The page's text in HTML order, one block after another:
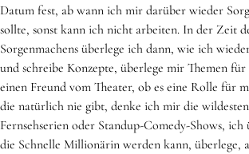
Datum fest, ab wann ich mir darüber wieder
sollte, sonst kann ich nicht arbeiten. In der Zeit
Sorgenmachens überlege ich dann, wie ich
und schreibe Konzepte, überlege mir Themen
einen Freund vom Theater, ob es eine Rolle für
die natürlich nie gibt, denke ich mir die wildesten
Fernsehserien oder Standup-Comedy-Shows,
die Schnelle Millionärin werden kann, überlege,